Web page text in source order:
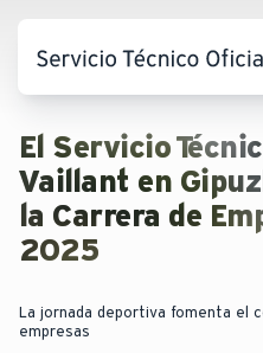
El Servicio
Vaillant en
la Carrera de
2025
La jornada deportiva fomenta el
empresas